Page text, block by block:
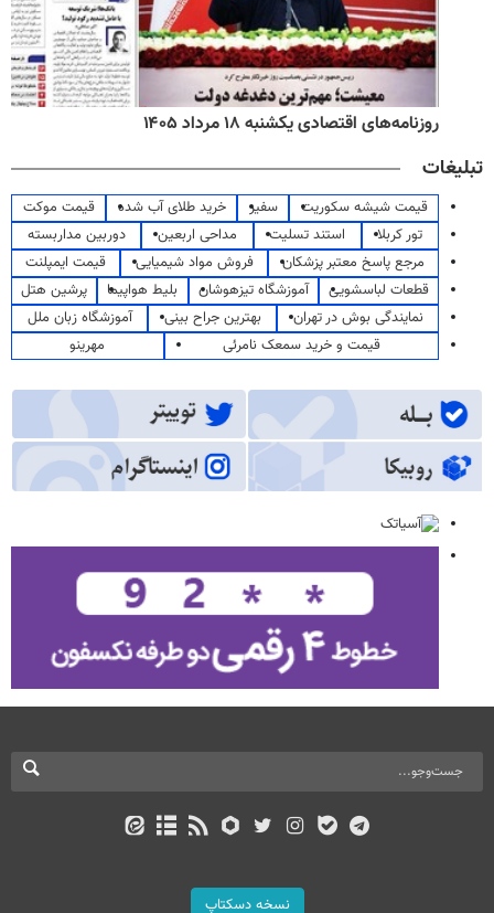
روزنامه‌های اقتصادی یکشنبه ۱۸ مرداد ۱۴۰۵
تبلیغات
قیمت شیشه سکوریت سفیر خرید طلای آب شده
قیمت موکت
تور کربلا
استند تسلیت مداحی اربعین
دوربین مداربسته
مرجع پاسخ معتبر پزشکان
فروش مواد شیمیایی
قیمت ایمپلنت
قطعات لباسشویی
آموزشگاه تیزهوشان بلیط هواپیما
پرشین هتل
نمایندگی بوش در تهران
بهترین جراح بینی
آموزشگاه زبان ملل
قیمت و خرید سمعک نامرئی
مهرینو
نسخه دسکتاپ